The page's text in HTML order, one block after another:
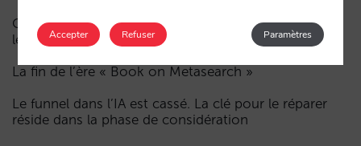
Comment un hôtel apparaît dans les assistants d’IA :
les trois couches de visibilité
La fin de l’ère « Book on Metasearch »
Le funnel dans l’IA est cassé. La clé pour le réparer
réside dans la phase de considération
Accepter Paramètres
Refuser